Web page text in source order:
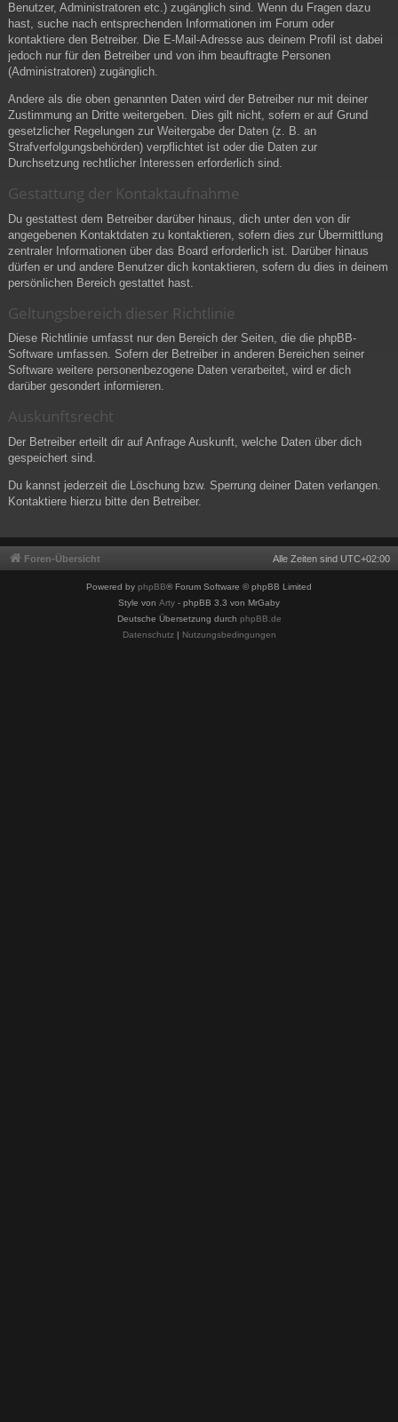
Benutzer, Administratoren etc.) zugänglich sind. Wenn du Fragen dazu
hast, suche nach entsprechenden Informationen im Forum oder
kontaktiere den Betreiber. Die E-Mail-Adresse aus deinem Profil ist dabei
jedoch nur für den Betreiber und von ihm beauftragte Personen
(Administratoren) zugänglich.
Andere als die oben genannten Daten wird der Betreiber nur mit deiner
Zustimmung an Dritte weitergeben. Dies gilt nicht, sofern er auf Grund
gesetzlicher Regelungen zur Weitergabe der Daten (z. B. an
Strafverfolgungsbehörden) verpflichtet ist oder die Daten zur
Durchsetzung rechtlicher Interessen erforderlich sind.
Gestattung der Kontaktaufnahme
Du gestattest dem Betreiber darüber hinaus, dich unter den von dir
angegebenen Kontaktdaten zu kontaktieren, sofern dies zur Übermittlung
zentraler Informationen über das Board erforderlich ist. Darüber hinaus
dürfen er und andere Benutzer dich kontaktieren, sofern du dies in deinem
persönlichen Bereich gestattet hast.
Geltungsbereich dieser Richtlinie
Diese Richtlinie umfasst nur den Bereich der Seiten, die die phpBB-
Software umfassen. Sofern der Betreiber in anderen Bereichen seiner
Software weitere personenbezogene Daten verarbeitet, wird er dich
darüber gesondert informieren.
Auskunftsrecht
Der Betreiber erteilt dir auf Anfrage Auskunft, welche Daten über dich
gespeichert sind.
Du kannst jederzeit die Löschung bzw. Sperrung deiner Daten verlangen.
Kontaktiere hierzu bitte den Betreiber.
Foren-Übersicht Alle Zeiten sind UTC+02:00
Powered by phpBB® Forum Software © phpBB Limited
Style von Arty - phpBB 3.3 von MrGaby
Deutsche Übersetzung durch phpBB.de
Datenschutz| Nutzungsbedingungen